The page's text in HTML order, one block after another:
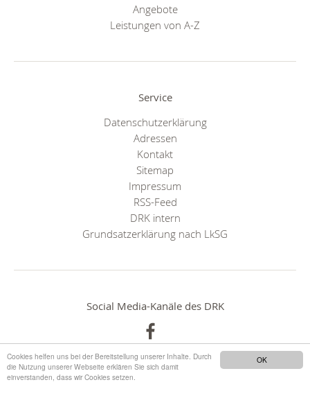
OK
Cookies helfen uns bei der Bereitstellung unserer Inhalte. Durch
die Nutzung unserer Webseite erklären Sie sich damit
einverstanden, dass wir Cookies setzen.
Angebote
Leistungen von A-Z
Service
Datenschutzerklärung
Adressen
Kontakt
Sitemap
Impressum
RSS-Feed
DRK intern
Grundsatzerklärung nach LkSG
Social Media-Kanäle des DRK